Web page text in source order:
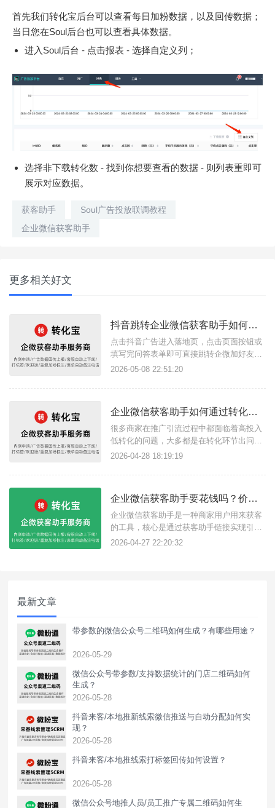
首先我们转化宝后台可以查看每日加粉数据，以及回传数据；
当日您在Soul后台也可以查看具体数据。
进入Soul后台 - 点击报表 - 选择自定义列；
选择非下载转化数 - 找到你想要查看的数据 - 则列表重即可
展示对应数据。
获客助手
Soul广告投放联调教程
企业微信获客助手
更多相关好文
抖音跳转企业微信获客助手如何搭建落地页？
点击抖音广告进入落地页，点击页面按钮或
填写完问答表单即可直接跳转企微加好友页
面，这样的广告引流方案是如何实现的？其
地页搭建功能即可，获客助手支持任意场景
量转化的方式尤其适合商家用户构建私域流
量。简单几步快速搭建广告落地页链
2026-05-08 22:51:20
企业微信获客助手如何通过转化宝做到高效精准的链路引流方式？
很多商家在推广引流过程中都面临着高投入
低转化的问题，大多都是在转化环节出问
题，不妨试试转化宝获客助手这款工具，支
面，还具有很多推广引流所需功能，下面我
高效精准的链路引流方式？一、活码结合链
接引流获客链接其实就是企微活码加上
2026-04-28 18:19:19
企业微信获客助手要花钱吗？价格怎么样？获客助手有什么功能？
企业微信获客助手是一种商家用户用来获客
的工具，核心是通过获客助手链接实现引流
加粉，适用于各大广告平台投放及市面上短
2026-04-27 22:20:32
最新文章
带参数的微信公众号二维码如何生成？有哪些用途？
2026-05-29
微信公众号带参数/支持数据统计的门店二维码如何
生成？
2026-05-28
抖音来客/本地推新线索微信推送与自动分配如何实
现？
2026-05-28
抖音来客/本地推线索打标签回传如何设置？
2026-05-28
‌微信公众号地推人员/员工推广专属二维码如何生